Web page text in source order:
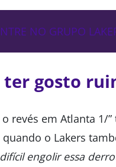
NO GRUPO
ter gosto
revés em Atlanta 1/
quando o Lakers
engolir essa